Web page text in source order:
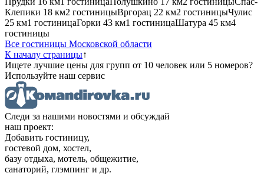
Клепики 18 км2 гостиницыВргорац 22 км2 гостиницыЧулис
25 км1 гостиницаГорки 43 км1 гостиницаШатура 45 км4
гостиницы
Все гостиницы Московской области
К началу страницы↑
Ищете лучшие цены для групп от 10 человек или 5 номеров?
Используйте наш сервис
Следи за нашими новостями и обсуждай
наш проект:
Добавить гостиницу,
гостевой дом, хостел,
базу отдыха, мотель, общежитие,
санаторий, глэмпинг и др.